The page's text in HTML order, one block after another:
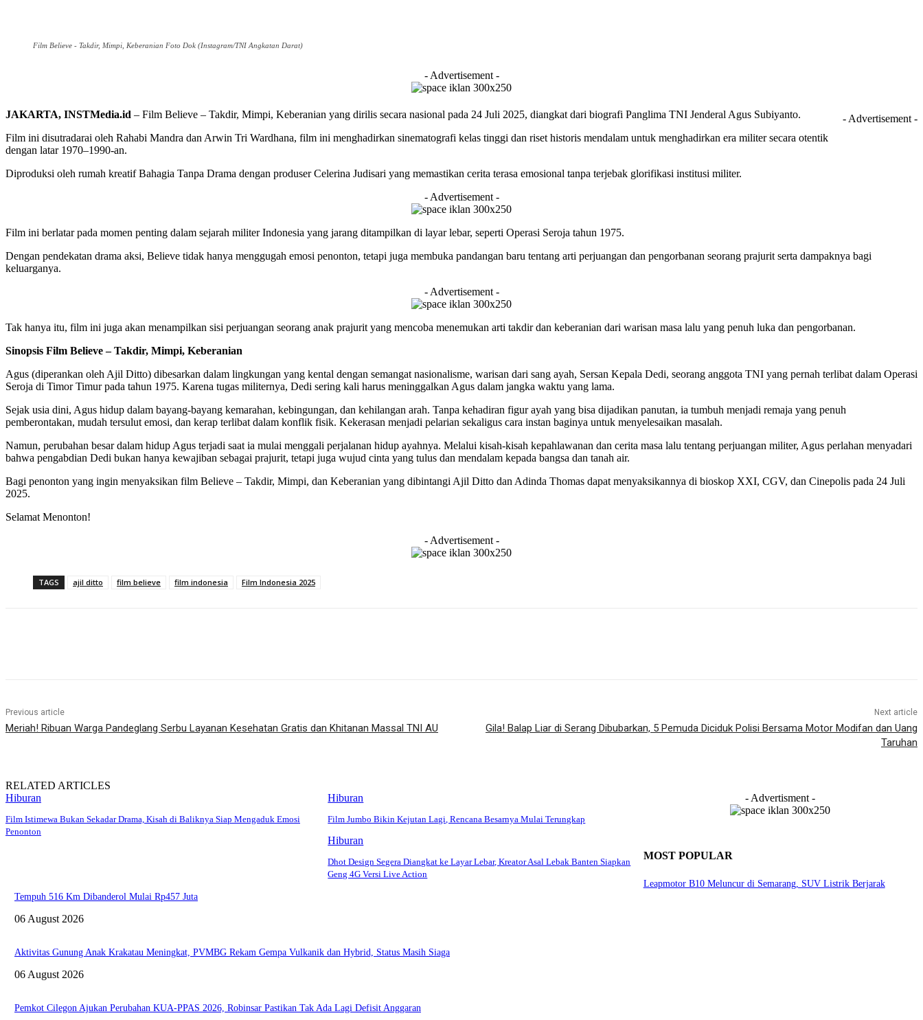
Film Believe - Takdir, Mimpi, Keberanian Foto Dok (Instagram/TNI Angkatan Darat)
- Advertisement -
- Advertisement -
JAKARTA, INSTMedia.id – Film Believe – Takdir, Mimpi, Keberanian yang dirilis secara nasional pada 24 Juli 2025, diangkat dari biografi Panglima TNI Jenderal Agus Subiyanto.
Film ini disutradarai oleh Rahabi Mandra dan Arwin Tri Wardhana, film ini menghadirkan sinematografi kelas tinggi dan riset historis mendalam untuk menghadirkan era militer secara otentik
dengan latar 1970–1990-an.
Diproduksi oleh rumah kreatif Bahagia Tanpa Drama dengan produser Celerina Judisari yang memastikan cerita terasa emosional tanpa terjebak glorifikasi institusi militer.
- Advertisement -
Film ini berlatar pada momen penting dalam sejarah militer Indonesia yang jarang ditampilkan di layar lebar, seperti Operasi Seroja tahun 1975.
Dengan pendekatan drama aksi, Believe tidak hanya menggugah emosi penonton, tetapi juga membuka pandangan baru tentang arti perjuangan dan pengorbanan seorang prajurit serta dampaknya bagi
keluarganya.
- Advertisement -
Tak hanya itu, film ini juga akan menampilkan sisi perjuangan seorang anak prajurit yang mencoba menemukan arti takdir dan keberanian dari warisan masa lalu yang penuh luka dan pengorbanan.
Sinopsis Film Believe – Takdir, Mimpi, Keberanian
Agus (diperankan oleh Ajil Ditto) dibesarkan dalam lingkungan yang kental dengan semangat nasionalisme, warisan dari sang ayah, Sersan Kepala Dedi, seorang anggota TNI yang pernah terlibat dalam Operasi
Seroja di Timor Timur pada tahun 1975. Karena tugas militernya, Dedi sering kali harus meninggalkan Agus dalam jangka waktu yang lama.
Sejak usia dini, Agus hidup dalam bayang-bayang kemarahan, kebingungan, dan kehilangan arah. Tanpa kehadiran figur ayah yang bisa dijadikan panutan, ia tumbuh menjadi remaja yang penuh
pemberontakan, mudah tersulut emosi, dan kerap terlibat dalam konflik fisik. Kekerasan menjadi pelarian sekaligus cara instan baginya untuk menyelesaikan masalah.
Namun, perubahan besar dalam hidup Agus terjadi saat ia mulai menggali perjalanan hidup ayahnya. Melalui kisah-kisah kepahlawanan dan cerita masa lalu tentang perjuangan militer, Agus perlahan menyadari
bahwa pengabdian Dedi bukan hanya kewajiban sebagai prajurit, tetapi juga wujud cinta yang tulus dan mendalam kepada bangsa dan tanah air.
Bagi penonton yang ingin menyaksikan film Believe – Takdir, Mimpi, dan Keberanian yang dibintangi Ajil Ditto dan Adinda Thomas dapat menyaksikannya di bioskop XXI, CGV, dan Cinepolis pada 24 Juli
2025.
Selamat Menonton!
- Advertisement -
TAGS ajil ditto film believe film indonesia Film Indonesia 2025
Previous article
Meriah! Ribuan Warga Pandeglang Serbu Layanan Kesehatan Gratis dan Khitanan Massal TNI AU
Next article
Gila! Balap Liar di Serang Dibubarkan, 5 Pemuda Diciduk Polisi Bersama Motor Modifan dan Uang
Taruhan
RELATED ARTICLES
Hiburan
Film Istimewa Bukan Sekadar Drama, Kisah di Baliknya Siap Mengaduk Emosi
Penonton
Hiburan
Film Jumbo Bikin Kejutan Lagi, Rencana Besarnya Mulai Terungkap
Hiburan
Dhot Design Segera Diangkat ke Layar Lebar, Kreator Asal Lebak Banten Siapkan
Geng 4G Versi Live Action
- Advertisment -
MOST POPULAR
Leapmotor B10 Meluncur di Semarang, SUV Listrik Berjarak
Tempuh 516 Km Dibanderol Mulai Rp457 Juta
06 August 2026
Aktivitas Gunung Anak Krakatau Meningkat, PVMBG Rekam Gempa Vulkanik dan Hybrid, Status Masih Siaga
06 August 2026
Pemkot Cilegon Ajukan Perubahan KUA-PPAS 2026, Robinsar Pastikan Tak Ada Lagi Defisit Anggaran